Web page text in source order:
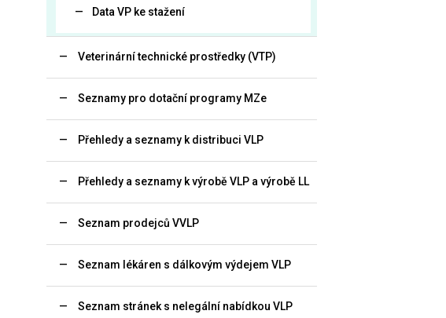
Data VP ke stažení
Veterinární technické prostředky (VTP)
Seznamy pro dotační programy MZe
Přehledy a seznamy k distribuci VLP
Přehledy a seznamy k výrobě VLP a výrobě LL
Seznam prodejců VVLP
Seznam lékáren s dálkovým výdejem VLP
Seznam stránek s nelegální nabídkou VLP